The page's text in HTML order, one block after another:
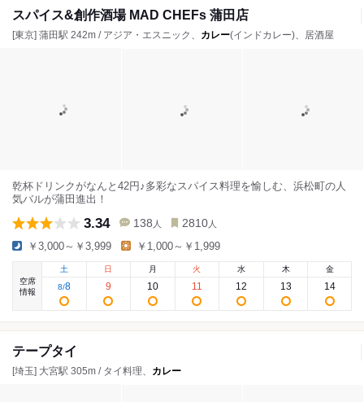
スパイス&創作酒場 MAD CHEFs 蒲田店
[東京] 蒲田駅 242m / アジア・エスニック、 カレー(インドカレー)、居酒屋
乾杯ドリンクがなんと42円♪多彩なスパイス料理を愉しむ、浜松町の人
気バルが蒲田進出！
3.34 138 人 2810 人
￥3,000～￥3,999 ￥1,000～￥1,999
空席
情報
土
8/8
日
9
月
10
火
11
水
12
木
13
金
14
テープタイ
[埼玉] 大宮駅 305m / タイ料理、 カレー